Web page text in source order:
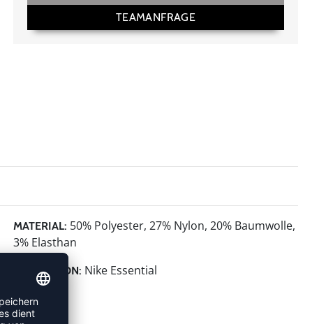
TEAMANFRAGE
MATERIAL: 50% Polyester, 27% Nylon, 20% Baumwolle,
3% Elasthan
KOLLEKTION: Nike Essential